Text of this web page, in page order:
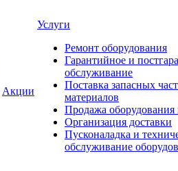
Акции
Услуги
Ремонт оборудования
Гарантийное и
обслуживание
Поставка запасных
материалов
Продажа оборудования
Организация доставки
Пусконаладка и
обслуживание